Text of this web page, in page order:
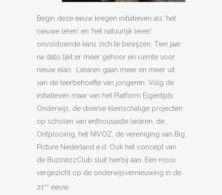
Begin deze eeuw kregen initiatieven als ‘het
nieuwe leren’ en ‘het natuurlijk leren’
onvoldoende kans zich te bewijzen. Tien jaar
na dato lijkt er meer gehoor en ruimte voor
nieuw elan. Leraren gaan meer en meer uit
van de leerbehoefte van jongeren. Volg de
initiatieven maar van het Platform Eigentijds
Onderwijs, de diverse kleinschalige projecten
op scholen van enthousiaste leraren, de
Ontplooiing, het NIVOZ, de vereniging van Big
Picture Nederland e.d. Ook het concept van
de BuzinezzClub sluit hierbij aan. Een mooi
vergezicht op de onderwijsvernieuwing in de
21 ste eeuw.